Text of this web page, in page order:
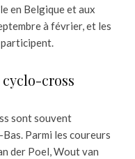
en Belgique et aux
à février, et les
cross
sont souvent
Parmi les coureurs
der Poel, Wout van